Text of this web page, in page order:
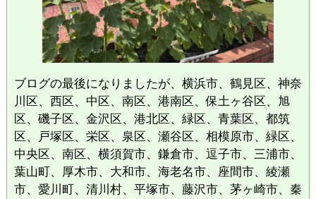
ブログの最後になりましたが、横浜市、鶴見区、神奈
川区、西区、中区、南区、港南区、保土ヶ谷区、旭
区、磯子区、金沢区、港北区、緑区、青葉区、都筑
区、戸塚区、栄区、泉区、瀬谷区、相模原市、緑区、
中央区、南区、横須賀市、鎌倉市、逗子市、三浦市、
葉山町、厚木市、大和市、海老名市、座間市、綾瀬
市、愛川町、清川村、平塚市、藤沢市、茅ヶ崎市、秦